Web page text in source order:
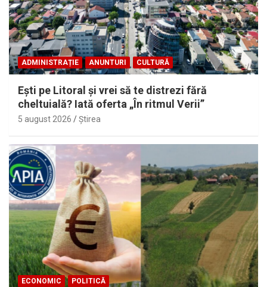
ADMINISTRAȚIE ANUNTURI CULTURĂ
Eşti pe Litoral şi vrei să te distrezi fără
cheltuială? Iată oferta „În ritmul Verii”
5 august 2026 Ştirea
ECONOMIC POLITICĂ